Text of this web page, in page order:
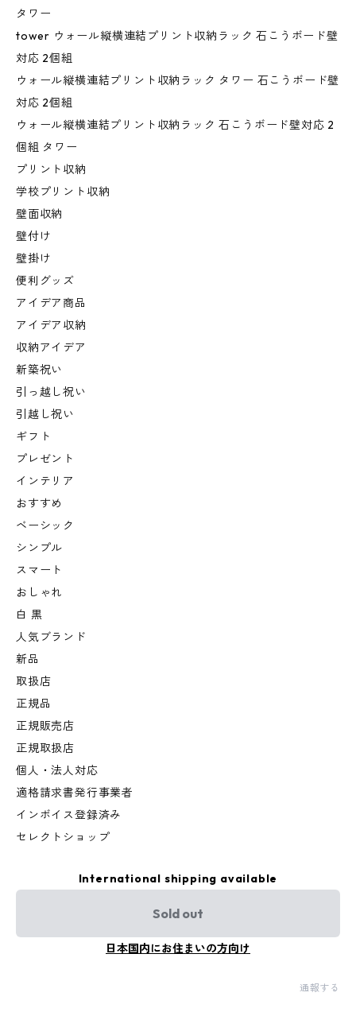
タワー
tower ウォール縦横連結プリント収納ラック 石こうボード壁
対応 2個組
ウォール縦横連結プリント収納ラック タワー 石こうボード壁
対応 2個組
ウォール縦横連結プリント収納ラック 石こうボード壁対応 2
個組 タワー
プリント収納
学校プリント収納
壁面収納
壁付け
壁掛け
便利グッズ
アイデア商品
アイデア収納
収納アイデア
新築祝い
引っ越し祝い
引越し祝い
ギフト
プレゼント
インテリア
おすすめ
ベーシック
シンプル
スマート
おしゃれ
白 黒
人気ブランド
新品
取扱店
正規品
正規販売店
正規取扱店
個人・法人対応
適格請求書発行事業者
インボイス登録済み
セレクトショップ
International shipping available
Sold out
日本国内にお住まいの方向け
通報する